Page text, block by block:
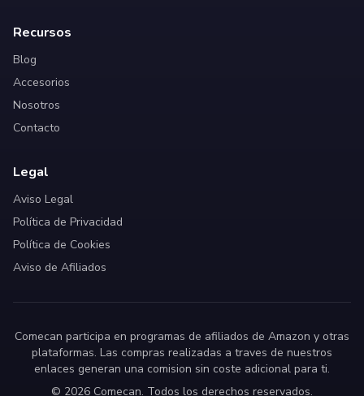
Recursos
Blog
Accesorios
Nosotros
Contacto
Legal
Aviso Legal
Política de Privacidad
Política de Cookies
Aviso de Afiliados
Comecan participa en programas de afiliados de Amazon y otras
plataformas. Las compras realizadas a traves de nuestros
enlaces generan una comision sin coste adicional para ti.
© 2026 Comecan. Todos los derechos reservados.